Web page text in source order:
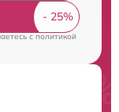
cполитикой